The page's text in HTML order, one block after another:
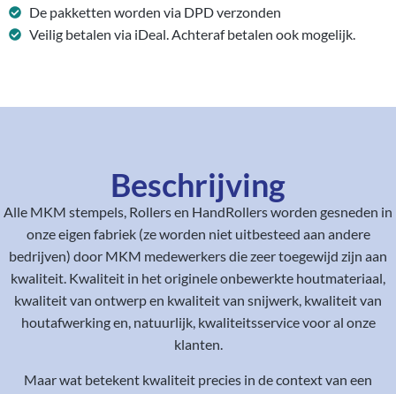
De pakketten worden via DPD verzonden
Veilig betalen via iDeal. Achteraf betalen ook mogelijk.
Beschrijving
Alle MKM stempels, Rollers en HandRollers worden gesneden in
onze eigen fabriek (ze worden niet uitbesteed aan andere
bedrijven) door MKM medewerkers die zeer toegewijd zijn aan
kwaliteit. Kwaliteit in het originele onbewerkte houtmateriaal,
kwaliteit van ontwerp en kwaliteit van snijwerk, kwaliteit van
houtafwerking en, natuurlijk, kwaliteitsservice voor al onze
klanten.
Maar wat betekent kwaliteit precies in de context van een